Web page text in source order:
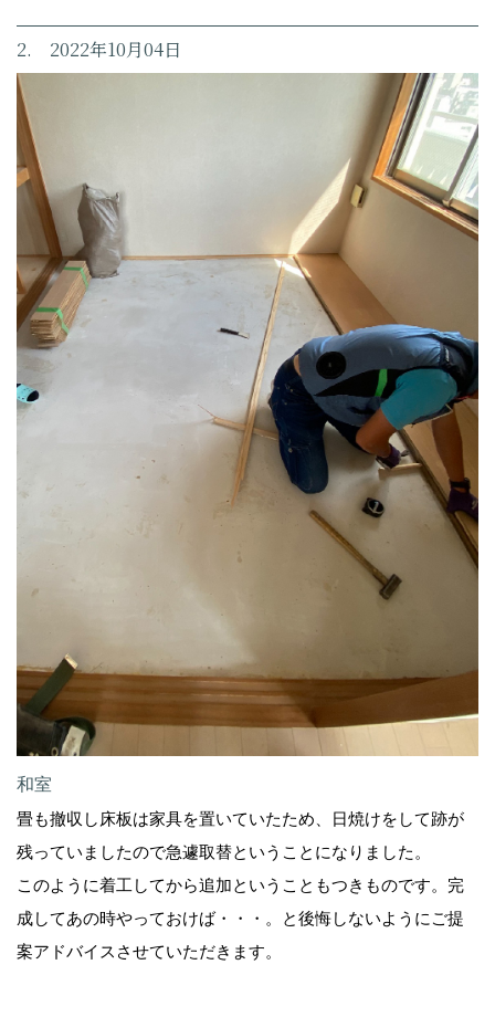
2. 2022年10月04日
和室
畳も撤収し床板は家具を置いていたため、日焼けをして跡が
残っていましたので急遽取替ということになりました。
このように着工してから追加ということもつきものです。完
成してあの時やっておけば・・・。と後悔しないようにご提
案アドバイスさせていただきます。